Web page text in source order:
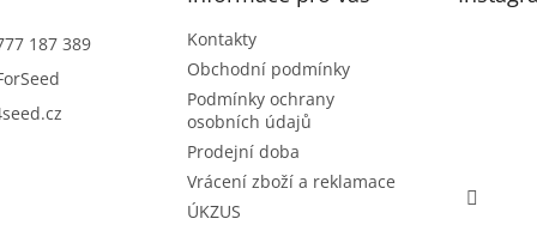
187 389
Kontakty
Obchodní podmínky
Podmínky ochrany
osobních údajů
Prodejní doba
Vrácení zboží a reklamace
ÚKZUS